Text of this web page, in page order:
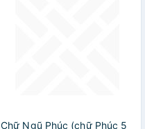
Chữ Ngũ Phúc (chữ Phúc 5